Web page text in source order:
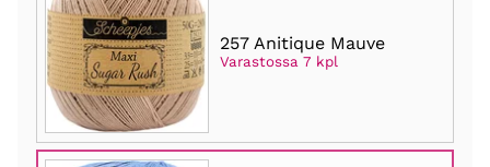
257 Anitique Mauve
Varastossa 7 kpl